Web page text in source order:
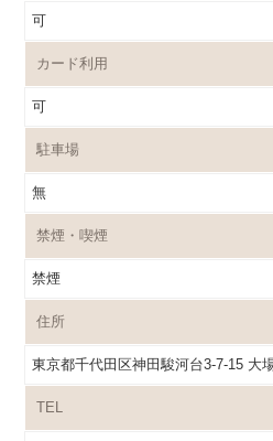
可
カード利用
可
駐車場
無
禁煙・喫煙
禁煙
住所
東京都千代田区神田駿河台3-7-15 大
TEL